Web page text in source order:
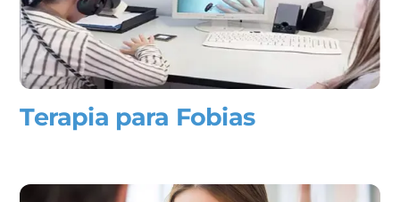
Terapia para Fobias